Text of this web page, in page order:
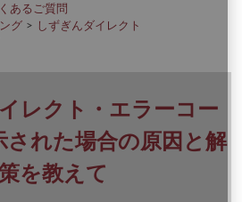
あるご質問
グ
しずぎんダイレクト
レクト・エラーコー
された場合の原因と解
を教えて